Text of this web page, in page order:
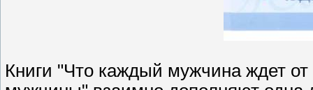
Книги "Что каждый мужчина ждет